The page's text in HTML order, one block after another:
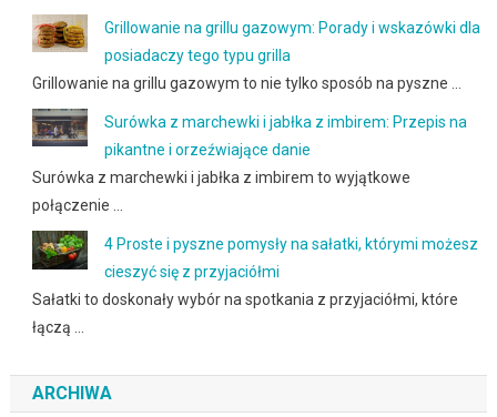
Grillowanie na grillu gazowym: Porady i wskazówki dla
posiadaczy tego typu grilla
Grillowanie na grillu gazowym to nie tylko sposób na pyszne …
Surówka z marchewki i jabłka z imbirem: Przepis na
pikantne i orzeźwiające danie
Surówka z marchewki i jabłka z imbirem to wyjątkowe
połączenie …
4 Proste i pyszne pomysły na sałatki, którymi możesz
cieszyć się z przyjaciółmi
Sałatki to doskonały wybór na spotkania z przyjaciółmi, które
łączą …
ARCHIWA